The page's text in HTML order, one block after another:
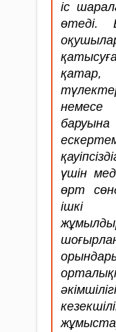
іс
өтеді.
қатар,
үшін
өрт
ішкі